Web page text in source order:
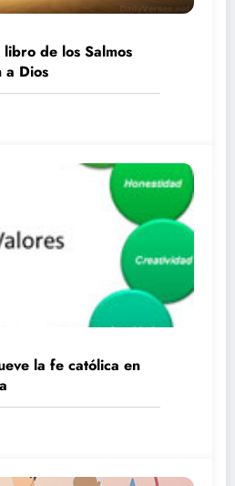
de los Salmos
a Dios
la fe católica en